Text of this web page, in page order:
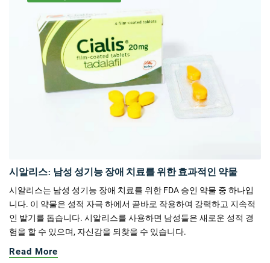
시알리스: 남성 성기능 장애 치료를 위한 효과적인 약물
시알리스는 남성 성기능 장애 치료를 위한 FDA 승인 약물 중 하나입
니다. 이 약물은 성적 자극 하에서 곧바로 작용하여 강력하고 지속적
인 발기를 돕습니다. 시알리스를 사용하면 남성들은 새로운 성적 경
험을 할 수 있으며, 자신감을 되찾을 수 있습니다.
Read More